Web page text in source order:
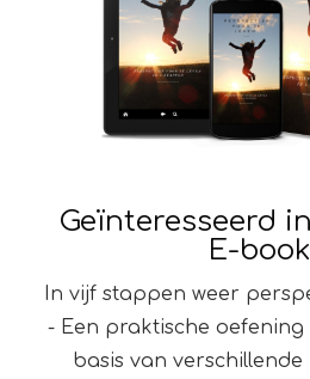
Geïnteresseerd
E-
In vijf stappen weer
- Een praktische
basis van verschillende